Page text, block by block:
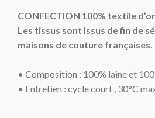
CONFECTION 100% textile
Les tissus sont issus de fin de
maisons de couture françaises.
• Composition : 100% laine et
• Entretien : cycle court , 30°C